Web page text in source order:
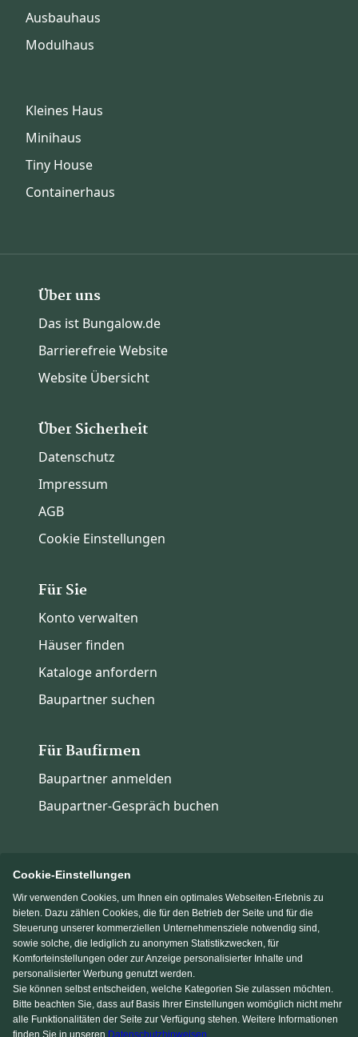
Ausbauhaus
Modulhaus
Kleines Haus
Minihaus
Tiny House
Containerhaus
Über uns
Das ist Bungalow.de
Barrierefreie Website
Website Übersicht
Über Sicherheit
Datenschutz
Impressum
AGB
Cookie Einstellungen
Für Sie
Konto verwalten
Häuser finden
Kataloge anfordern
Baupartner suchen
Für Baufirmen
Baupartner anmelden
Baupartner-Gespräch buchen
Immowelt.de Bauen.de
Massivhaus.de Fertighaus.de
Einfamilienhaus.de
Cookie-Einstellungen
Wir verwenden Cookies, um Ihnen ein optimales Webseiten-Erlebnis zu
bieten. Dazu zählen Cookies, die für den Betrieb der Seite und für die
Steuerung unserer kommerziellen Unternehmensziele notwendig sind,
sowie solche, die lediglich zu anonymen Statistikzwecken, für
Komforteinstellungen oder zur Anzeige personalisierter Inhalte und
personalisierter Werbung genutzt werden.
Sie können selbst entscheiden, welche Kategorien Sie zulassen möchten.
Bitte beachten Sie, dass auf Basis Ihrer Einstellungen womöglich nicht mehr
alle Funktionalitäten der Seite zur Verfügung stehen. Weitere Informationen
finden Sie in unseren Datenschutzhinweisen